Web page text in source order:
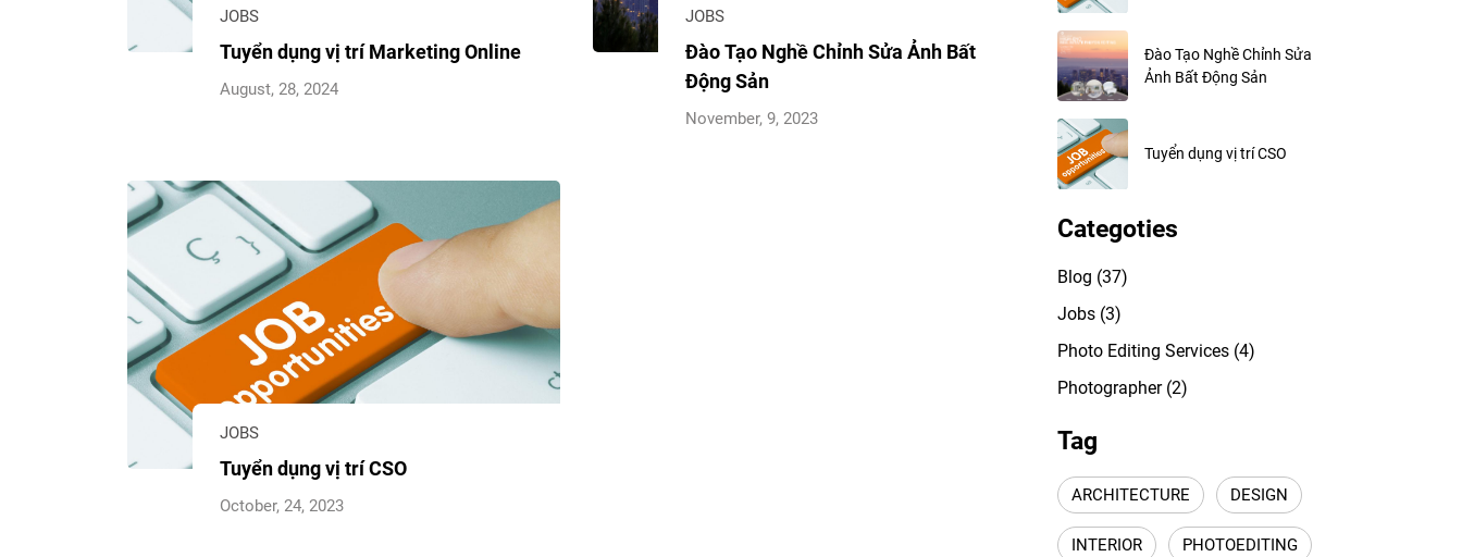
JOBS
Tuyển dụng vị trí Marketing Online
August, 28, 2024
JOBS
Đào Tạo Nghề Chỉnh Sửa Ảnh Bất
Động Sản
November, 9, 2023
JOBS
Tuyển dụng vị trí CSO
October, 24, 2023
Đào Tạo Nghề Chỉnh Sửa
Ảnh Bất Động Sản
Tuyển dụng vị trí CSO
Categoties
Blog (37)
Jobs (3)
Photo Editing Services (4)
Photographer(2)
Tag
ARCHITECTURE DESIGN
INTERIOR PHOTOEDITING